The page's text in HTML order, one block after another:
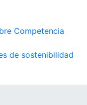
Competencia
de sostenibilidad